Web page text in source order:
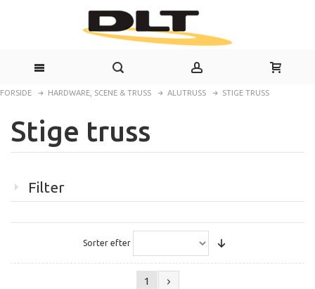
FORSIDE HARDWARE, SCENE & TRUSS ALUTRUSS STIGE TRUSS
Stige truss
Filter
Sorter efter
1